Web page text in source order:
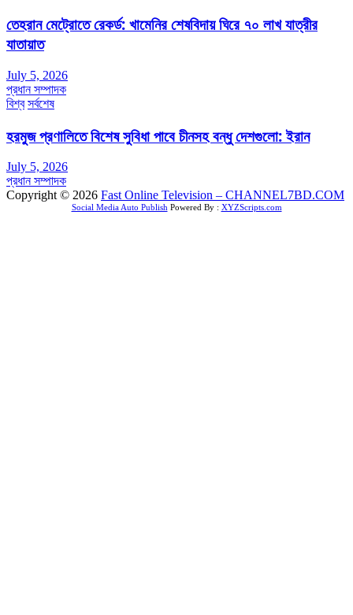
তেহরান মেট্রোতে রেকর্ড: খামেনির শেষবিদায় ঘিরে ৭০ লাখ যাত্রীর
যাতায়াত
July 5, 2026
প্রধান সম্পাদক
বিশ্ব সর্বশেষ
হরমুজ প্রণালিতে বিশেষ সুবিধা পাবে চীনসহ বন্ধু দেশগুলো: ইরান
July 5, 2026
প্রধান সম্পাদক
Copyright © 2026 Fast Online Television – CHANNEL7BD.COM
Social Media Auto Publish Powered By : XYZScripts.com